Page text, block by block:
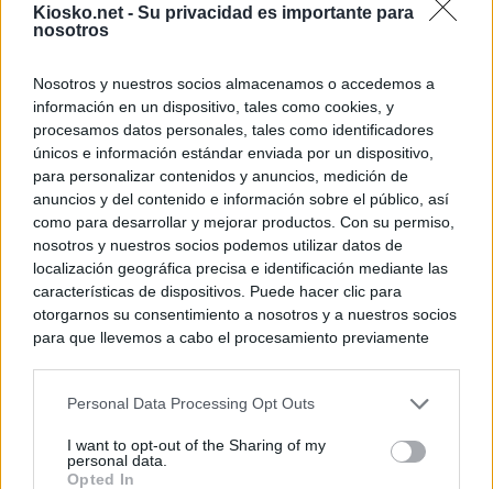
Kiosko.net - Su privacidad es importante para
nosotros
Nosotros y nuestros socios almacenamos o accedemos a
información en un dispositivo, tales como cookies, y
procesamos datos personales, tales como identificadores
únicos e información estándar enviada por un dispositivo,
para personalizar contenidos y anuncios, medición de
anuncios y del contenido e información sobre el público, así
como para desarrollar y mejorar productos. Con su permiso,
nosotros y nuestros socios podemos utilizar datos de
localización geográfica precisa e identificación mediante las
características de dispositivos. Puede hacer clic para
otorgarnos su consentimiento a nosotros y a nuestros socios
para que llevemos a cabo el procesamiento previamente
negar su consentimiento. Tenga en cuenta que algún
de su consentimiento, pero usted tiene el derecho de
rechazar tal procesamiento. Sus preferencias se aplicarán
Personal Data Processing Opt Outs
I want to opt-out of the Sharing of my
personal data.
Opted In